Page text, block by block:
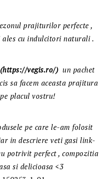
prajiturilor perfecte ,
ales cu indulcitori naturali .
vegis.ro/) un pachet
sa facem aceasta prajitura
placul vostru!
pe care le-am folosit
in descriere veti gasi link-
potrivit perfect , compozitia
si delicioasa <3